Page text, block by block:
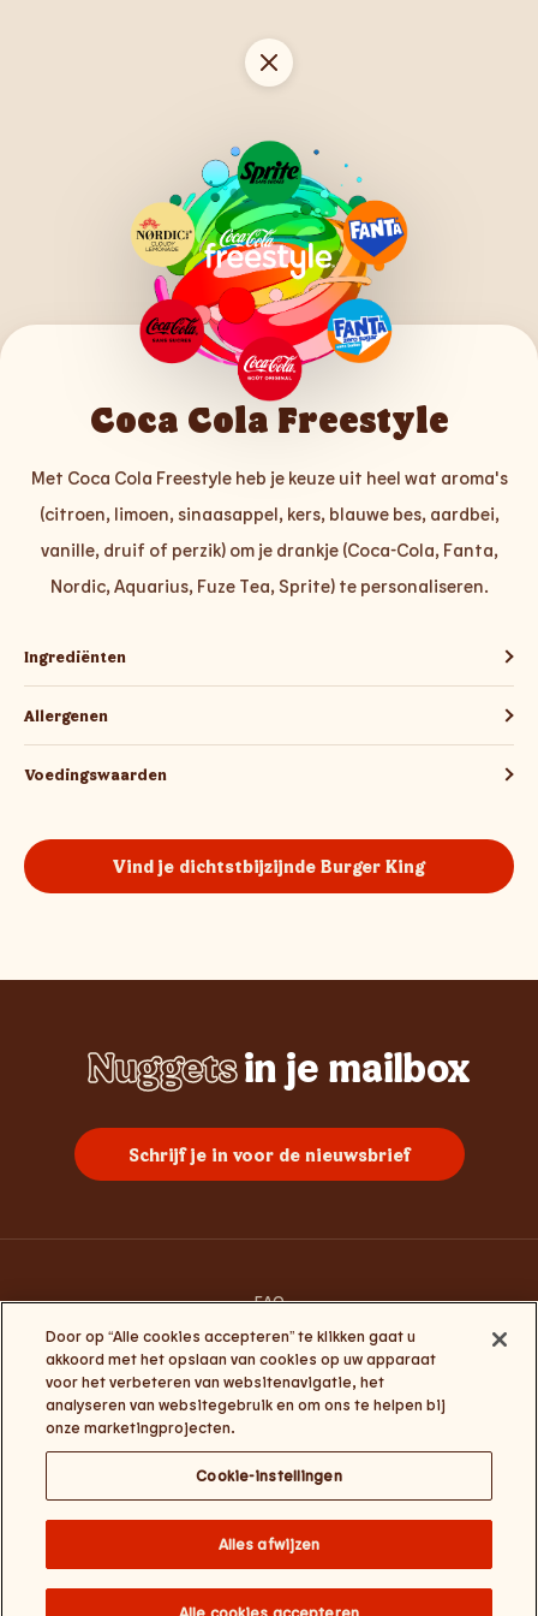
Coca Cola Freestyle
Met Coca Cola Freestyle heb je keuze uit heel wat aroma's
(citroen, limoen, sinaasappel, kers, blauwe bes, aardbei,
vanille, druif of perzik) om je drankje (Coca-Cola, Fanta,
Nordic, Aquarius, Fuze Tea, Sprite) te personaliseren.
Ingrediënten
Allergenen
Voedingswaarden
Vind je dichtstbijzijnde Burger King
Whopper
Nuggets
Frietjes
Burgers
Chicken
Sundae
in je mailbox
Schrijf je in voor de nieuwsbrief
FAQ
Algemene gebruiksvoorwaarden
Privacy en cookies
Algemene voorwaarden Click&Collect en My Burger King
Cookie-instellingen
Change website language
Burger Brands Belgium NV : +32 (0) 3 286 18 00 / Ondernemingsnummer:
BKcustomerservice@burgerking.be
Door op “Alle cookies accepteren” te klikken gaat u
akkoord met het opslaan van cookies op uw apparaat
voor het verbeteren van websitenavigatie, het
analyseren van websitegebruik en om ons te helpen bij
onze marketingprojecten.
Cookie-instellingen
Alles afwijzen